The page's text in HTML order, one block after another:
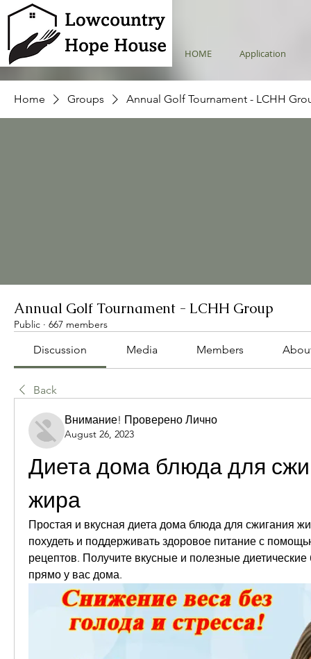
HOME Application
Home Groups Annual Golf Tournament - LCHH
Annual Golf Tournament - LCHH Group
Public · 667 members
Discussion Media Members
Back
Внимание! Проверено Лично
August 26, 2023
Диета дома блюда для
жира
Простая и вкусная диета дома блюда для сжигания
похудеть и поддерживать здоровое питание с
рецептов. Получите вкусные и полезные
прямо у вас дома.